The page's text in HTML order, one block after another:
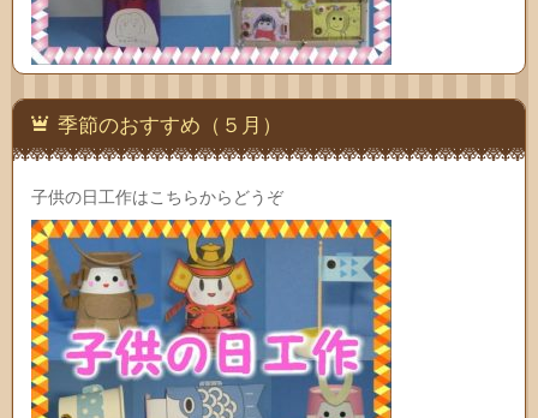
季節のおすすめ（５月）
子供の日工作はこちらからどうぞ